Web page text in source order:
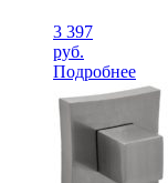
3 397
руб.
Подробнее